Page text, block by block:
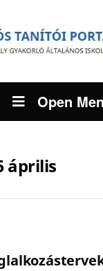
Open
április